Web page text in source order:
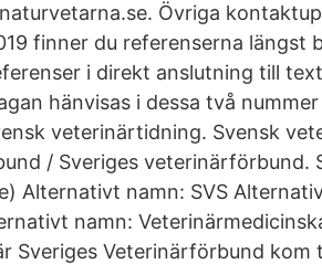
Övriga
finner du referenserna längst
i direkt anslutning till
hänvisas i dessa två
veterinärtidning. Svensk
/ Sveriges veterinärförbund.
Alternativt namn: SVS
namn:
Sveriges Veterinärförbund